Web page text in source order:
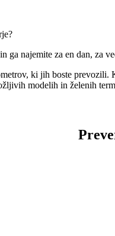
najemite za en dan, za
ki jih boste
modelih in želenih